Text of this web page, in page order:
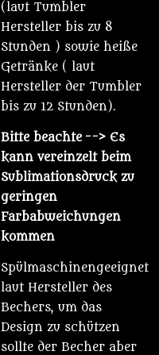
(laut Tumbler
Hersteller bis zu 8
Stunden ) sowie heiße
Getränke ( laut
Hersteller der Tumbler
bis zu 12 Stunden).
Bitte beachte --> Es
kann vereinzelt beim
Sublimationsdruck zu
geringen
Farbabweichungen
kommen
Spülmaschinengeeignet
laut Hersteller des
Bechers, um das
Design zu schützen
sollte der Becher aber